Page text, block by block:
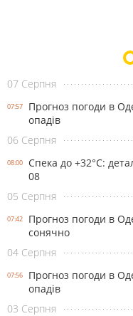
07 Серпня
07:57
Прогноз погоди в
опадів
06 Серпня
08:00
Спека до +32°С:
08
05 Серпня
07:42
Прогноз погоди в
сонячно
04 Серпня
07:56
Прогноз погоди в
опадів
03 Серпня